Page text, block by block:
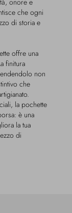
onore e
che ogni
di storia e
offre una
finitura
non
che
la pochette
è una
la tua
di